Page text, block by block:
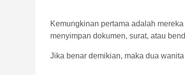
Kemungkinan pertama adalah
menyimpan dokumen, surat, atau
Jika benar demikian, maka dua